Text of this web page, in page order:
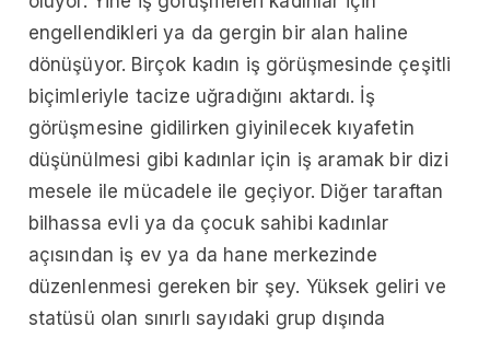
engellendikleri ya da gergin bir alan haline
dönüşüyor. Birçok kadın iş görüşmesinde çeşitli
biçimleriyle tacize uğradığını aktardı. İş
görüşmesine gidilirken giyinilecek kıyafetin
düşünülmesi gibi kadınlar için iş aramak bir dizi
mesele ile mücadele ile geçiyor. Diğer taraftan
bilhassa evli ya da çocuk sahibi kadınlar
açısından iş ev ya da hane merkezinde
düzenlenmesi gereken bir şey. Yüksek geliri ve
statüsü olan sınırlı sayıdaki grup dışında